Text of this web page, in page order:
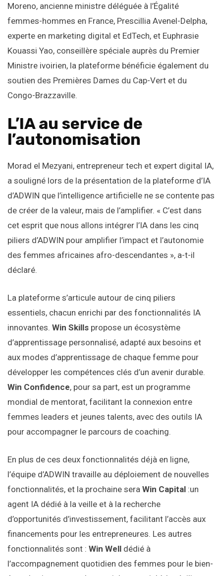
Moreno, ancienne ministre déléguée à l’Égalité
femmes-hommes en France, Prescillia Avenel-Delpha,
experte en marketing digital et EdTech, et Euphrasie
Kouassi Yao, conseillère spéciale auprès du Premier
Ministre ivoirien, la plateforme bénéficie également du
soutien des Premières Dames du Cap-Vert et du
Congo-Brazzaville.
L’IA au service de
l’autonomisation
Morad el Mezyani, entrepreneur tech et expert digital IA,
a souligné lors de la présentation de la plateforme d’IA
d’ADWIN que l’intelligence artificielle ne se contente pas
de créer de la valeur, mais de l’amplifier. « C’est dans
cet esprit que nous allons intégrer l’IA dans les cinq
piliers d’ADWIN pour amplifier l’impact et l’autonomie
des femmes africaines afro-descendantes », a-t-il
déclaré.
La plateforme s’articule autour de cinq piliers
essentiels, chacun enrichi par des fonctionnalités IA
innovantes. Win Skills propose un écosystème
d’apprentissage personnalisé, adapté aux besoins et
aux modes d’apprentissage de chaque femme pour
développer les compétences clés d’un avenir durable.
Win Confidence, pour sa part, est un programme
mondial de mentorat, facilitant la connexion entre
femmes leaders et jeunes talents, avec des outils IA
pour accompagner le parcours de coaching.
En plus de ces deux fonctionnalités déjà en ligne,
l’équipe d’ADWIN travaille au déploiement de nouvelles
fonctionnalités, et la prochaine sera Win Capital :un
agent IA dédié à la veille et à la recherche
d’opportunités d’investissement, facilitant l’accès aux
financements pour les entrepreneures. Les autres
fonctionnalités sont : Win Well dédié à
l’accompagnement quotidien des femmes pour le bien-